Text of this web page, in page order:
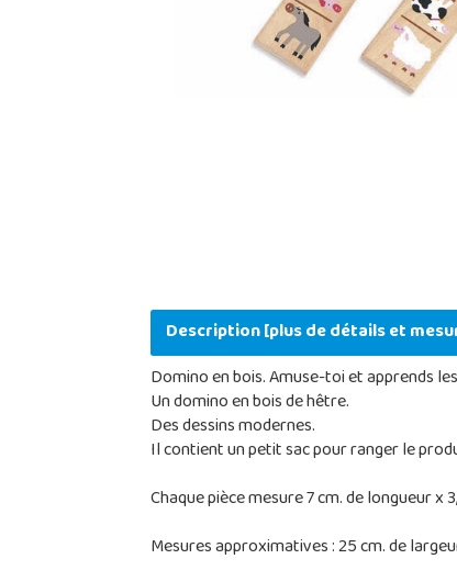
Description [plus de détails et
Domino en bois. Amuse-toi et apprends
Un domino en bois de hêtre.
Des dessins modernes.
Il contient un petit sac pour ranger le
Chaque pièce mesure 7 cm. de longueur x
Mesures approximatives : 25 cm. de